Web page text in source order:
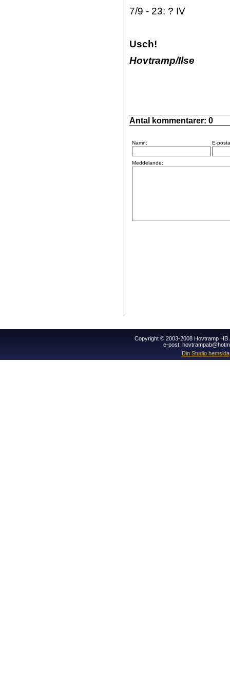
7/9 - 23: ? IV
Usch!
Hovtramp/Ilse
Antal kommentarer: 0
Namn: E-
Meddelande:
Copyright © 2003-2008 Hovtramp HB
e-post:
Din Studio hemsida